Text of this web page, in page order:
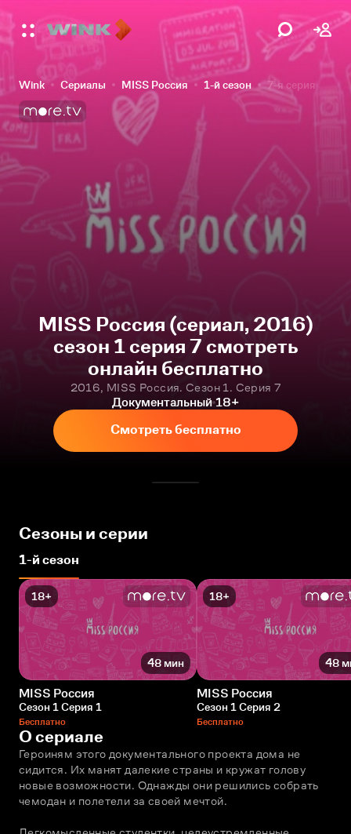
Wink Сериалы MISS Россия 1-й сезон 7-я серия
MISS Россия (сериал, 2016)
сезон 1 серия 7 смотреть
онлайн бесплатно
2016, MISS Россия. Сезон 1. Серия 7
Документальный 18+
Смотреть бесплатно
Сезоны и серии
1-й сезон
18+
48 мин
MISS Россия
Сезон 1 Серия 1
Бесплатно
18+
48
MISS Россия
Сезон 1 Серия 2
Бесплатно
О сериале
Героиням этого документального проекта дома не
сидится. Их манят далекие страны и кружат голову
новые возможности. Однажды они решились собрать
чемодан и полетели за своей мечтой.